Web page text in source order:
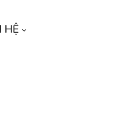
HỆ